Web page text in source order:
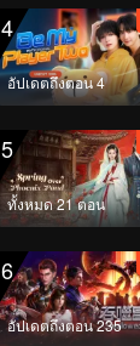
4
อัปเดตถึงตอน 4
5
ทั้งหมด 21 ตอน
6
อัปเดตถึงตอน 235